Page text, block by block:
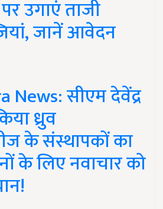
उगाएं ताजी
जानें आवेदन
News: सीएम देवेंद्र
ध्रुव
के संस्थापकों का
के लिए नवाचार को